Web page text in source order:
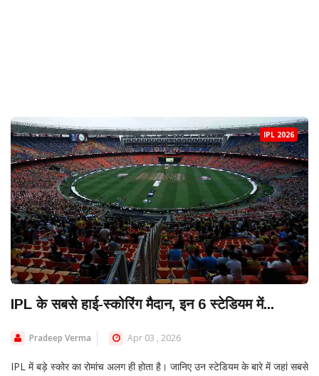
IPL 2026
IPL के सबसे हाई-स्कोरिंग मैदान, इन 6 स्टेडियम में...
Pradeep Verma Apr 03 , 2026
IPL में बड़े स्कोर का रोमांच अलग ही होता है। जानिए उन स्टेडियम के बारे में जहां सबसे